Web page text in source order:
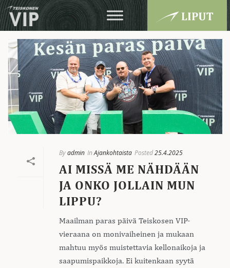
Byadmin In Ajankohtaista Posted25.4.2025
AI MISSÄ ME NÄHDÄÄN
JA ONKO JOLLAIN MUN
LIPPU?
Maailman paras päivä Teiskosen VIP-
vieraana on monivaiheinen ja mukaan
mahtuu myös muistettavia kellonaikoja ja
saapumispaikkoja. Ei kuitenkaan syytä